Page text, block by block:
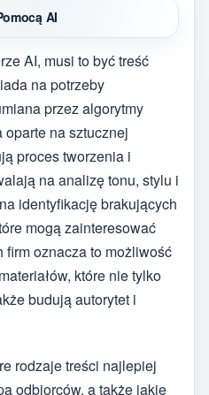
AI
AI, musi to być treść
na potrzeby
przez algorytmy
na sztucznej
proces tworzenia i
na analizę tonu, stylu i
identyfikację brakujących
mogą zainteresować
oznacza to możliwość
które nie tylko
budują autorytet i
rodzaje treści najlepiej
odbiorców, a także jakie